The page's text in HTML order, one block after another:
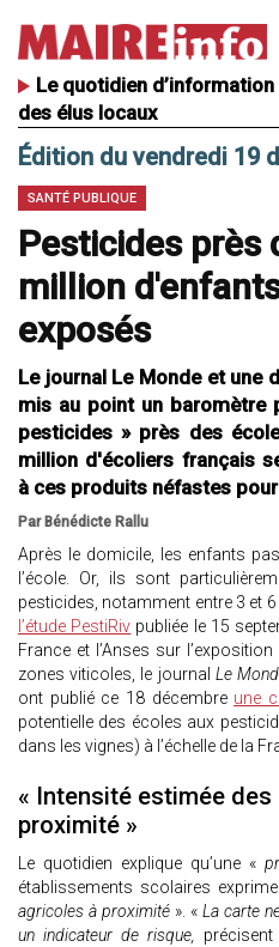
Le quotidien d’information
des élus locaux
Édition du vendredi 19
SANTÉ PUBLIQUE
Pesticides près
million
exposés
Le journal Le Monde et une
mis au point un baromètre
pesticides » près des
million d'écoliers français
à ces produits néfastes
Par Bénédicte Rallu
Après le domicile, les enfants
l’école. Or, ils sont
pesticides, notamment entre 3 et
l’étude PestiRiv publiée le 15
France et l’Anses sur
zones viticoles, le journal Le
ont publié ce 18 décembre une
potentielle des écoles aux
dans les vignes) à l’échelle de la
« Intensité estimée
proximité »
Le quotidien explique qu’une «
établissements scolaires
agricoles à proximité ». « La carte
un indicateur de risque,